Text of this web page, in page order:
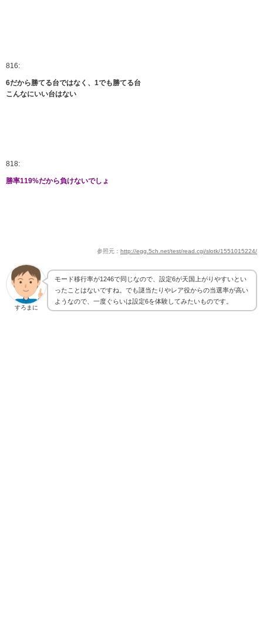
816:
6だから勝てる台ではなく、1でも勝てる台
こんなにいい台はない
818:
勝率119%だから負けないでしょ
参照元： http://egg.5ch.net/test/read.cgi/slotk/1551015224/
すろまに
モード移行率が1246で同じなので、設定6が天国上がりやすいとい
ったことはないですね。でも謎当たりやレア役からの当選率が高い
ようなので、一度ぐらいは設定6を体験してみたいものです。